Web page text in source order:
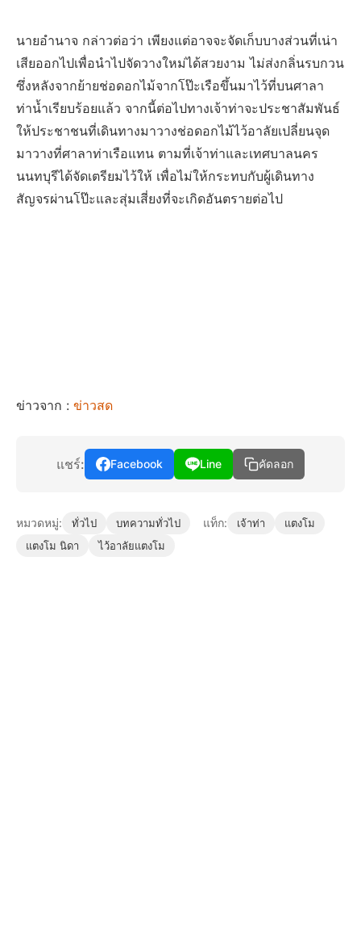
นายอำนาจ กล่าวต่อว่า เพียงแต่อาจจะจัดเก็บบางส่วนที่เน่า
เสียออกไปเพื่อนำไปจัดวางใหม่ได้สวยงาม ไม่ส่งกลิ่นรบกวน
ซึ่งหลังจากย้ายช่อดอกไม้จากโป๊ะเรือขึ้นมาไว้ที่บนศาลา
ท่าน้ำเรียบร้อยแล้ว จากนี้ต่อไปทางเจ้าท่าจะประชาสัมพันธ์
ให้ประชาชนที่เดินทางมาวางช่อดอกไม้ไว้อาลัยเปลี่ยนจุด
มาวางที่ศาลาท่าเรือแทน ตามที่เจ้าท่าและเทศบาลนคร
นนทบุรีได้จัดเตรียมไว้ให้ เพื่อไม่ให้กระทบกับผู้เดินทาง
สัญจรผ่านโป๊ะและสุ่มเสี่ยงที่จะเกิดอันตรายต่อไป
ข่าวจาก : ข่าวสด
แชร์: Facebook Line คัดลอก
หมวดหมู่: ทั่วไป บทความทั่วไป แท็ก: เจ้าท่า
แตงโม
แตงโม นิดา
ไว้อาลัยแตงโม